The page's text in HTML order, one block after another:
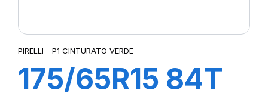
PIRELLI - P1 CINTURATO VERDE
175/65R15 84T